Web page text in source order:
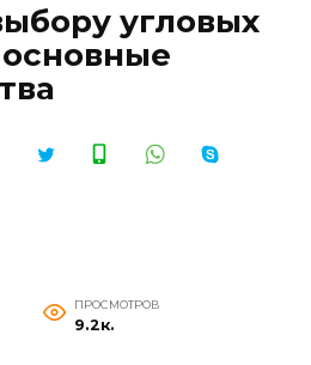
угловых
ПРОСМОТРОВ
9.2к.